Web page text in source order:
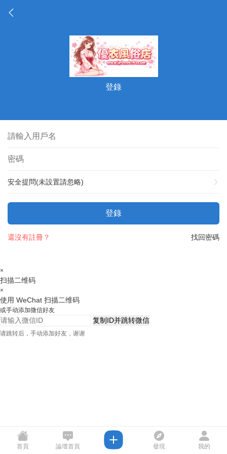
登錄
安全提問(未設置請忽略)
登錄
找回密碼
還沒有註冊？
×
扫描二维码
×
使用 WeChat 扫描二维码
或手动添加微信好友
复制ID并跳转微信
请跳转后，手动添加好友，谢谢
首頁 論壇首頁 發現 我的